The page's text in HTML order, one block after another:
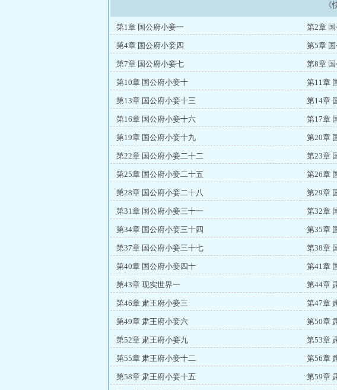
第1章 国公府小妾一 第2章
第4章 国公府小妾四 第5章
第7章 国公府小妾七 第8章
第10章 国公府小妾十 第11章
第13章 国公府小妾十三 第14章
第16章 国公府小妾十六 第17章
第19章 国公府小妾十九 第20章
第22章 国公府小妾二十二 第23章
第25章 国公府小妾二十五 第26章
第28章 国公府小妾二十八 第29章
第31章 国公府小妾三十一 第32章
第34章 国公府小妾三十四 第35章
第37章 国公府小妾三十七 第38章
第40章 国公府小妾四十 第41章
第43章 现实世界一 第44章
第46章 肃王府小妾三 第47章
第49章 肃王府小妾六 第50章
第52章 肃王府小妾九 第53章
第55章 肃王府小妾十二 第56章
第58章 肃王府小妾十五 第59章